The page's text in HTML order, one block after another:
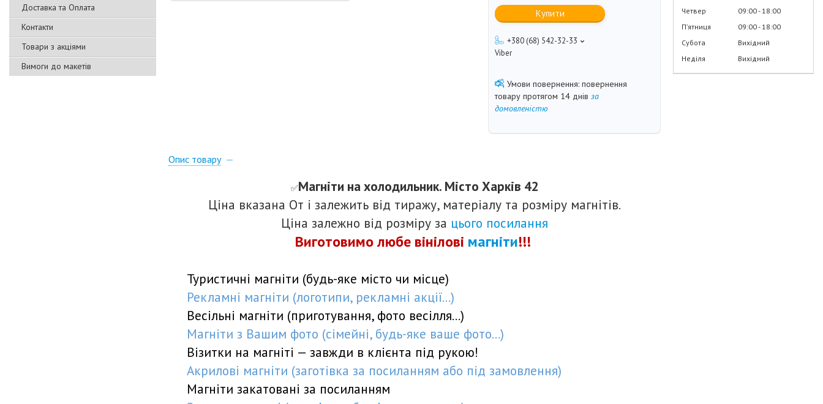
Доставка та Оплата
Контакти
Товари з акціями
Вимоги до макетів
Купити
+380 (68) 542-32-33
Viber
повернення
товару протягом 14 днів за
домовленістю
Опис товару
✅️Магніти на холодильник. Місто Харків 42
Ціна вказана От і залежить від тиражу, матеріалу та розміру магнітів.
Ціна залежно від розміру за цього посилання
Виготовимо любе вінілові магніти!!!
Туристичні магніти (будь-яке місто чи місце)
Рекламні магніти (логотипи, рекламні акції...)
Весільні магніти (приготування, фото весілля...)
Магніти з Вашим фото (сімейні, будь-яке ваше фото...)
Візитки на магніті — завжди в клієнта під рукою!
Акрилові магніти (заготівка за посиланням або під замовлення)
Магніти закатовані за посиланням
Четвер
09:00 18:00
Пʼятниця
09:00 18:00
Субота
Вихідний
Неділя
Вихідний